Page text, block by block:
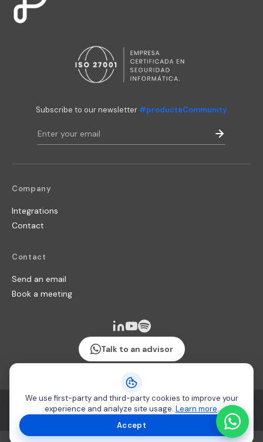
Subscribe to our newsletter #producteCommunity
Company
Integrations
Contact
Contact
Send an email
Book a meeting
Talk to an advisor
Terms & Conditions Security policy
Cookie usage
Copyright 2026 © Producteca
We use first-party and third-party cookies to improve your
experience and analyze site usage. Learn more.
Accept